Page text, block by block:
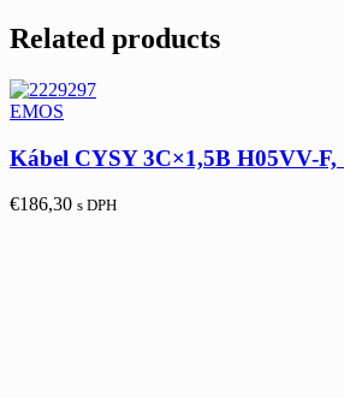
Related products
EMOS
Kábel CYSY 3C×1,5B H05VV-F,
€186,30 s DPH